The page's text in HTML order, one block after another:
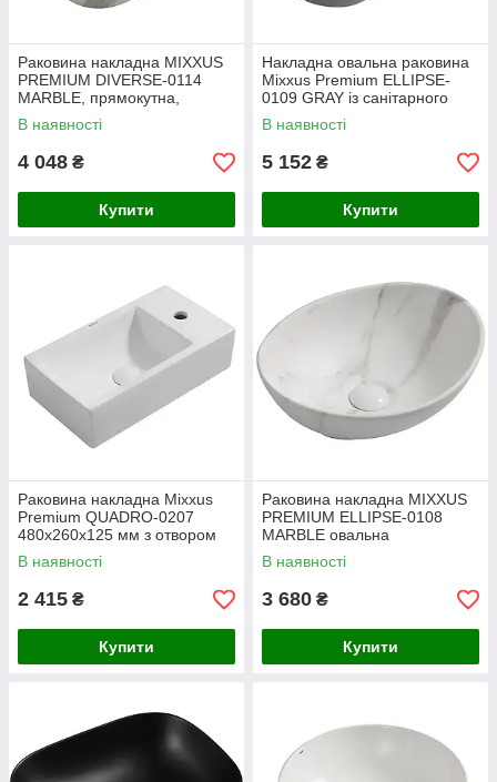
Раковина накладна MIXXUS
PREMIUM DIVERSE-0114
MARBLE, прямокутна,
мармурове покриття
В наявності
4 048 ₴
Купити
Накладна овальна раковина
Mixxus Premium ELLIPSE-
0109 GRAY із санітарного
фарфору, графітова матова
В наявності
5 152 ₴
Купити
Раковина накладна Mixxus
Premium QUADRO-0207
480х260х125 мм з отвором
під змішувач, біла (MP6503)
В наявності
2 415 ₴
Купити
Раковина накладна MIXXUS
PREMIUM ELLIPSE-0108
MARBLE овальна
400х330х145 мм мармуровий
колір глянцева
В наявності
3 680 ₴
Купити